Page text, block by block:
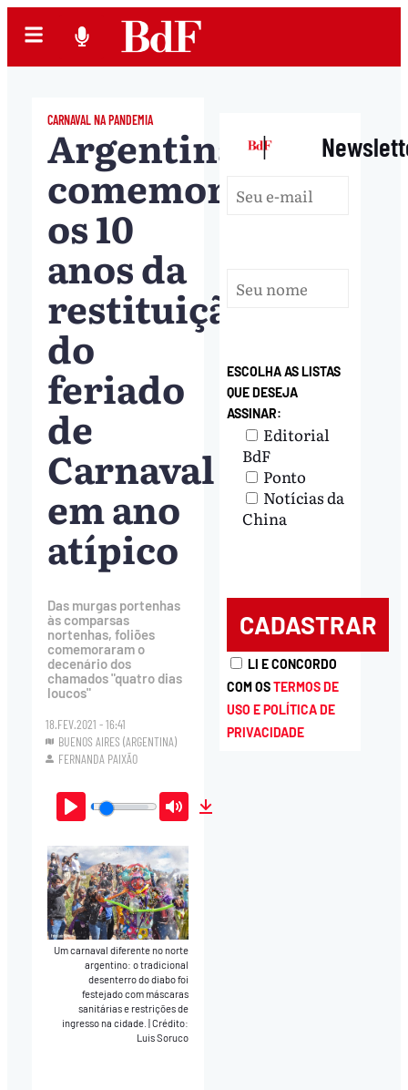
CARNAVAL NA PANDEMIA
Argentina
comemora
os 10
anos da
restituição
do
feriado
de
Carnaval
em ano
atípico
Das murgas portenhas
às comparsas
nortenhas, foliões
comemoraram o
decenário dos
chamados "quatro dias
loucos"
18.FEV.2021 - 16:41
BUENOS AIRES (ARGENTINA)
FERNANDA PAIXÃO
Play Mute
Um carnaval diferente no norte
argentino: o tradicional
desenterro do diabo foi
festejado com máscaras
sanitárias e restrições de
ingresso na cidade.
Crédito:
Luis Soruco
|
ESCOLHA AS LISTAS
QUE DESEJA
ASSINAR:
Editorial
BdF
Ponto
Notícias da
China
LI E CONCORDO
COM OSTERMOS DE
USO E POLÍTICA DE
PRIVACIDADE